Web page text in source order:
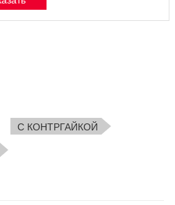
С КОНТРГАЙКОЙ